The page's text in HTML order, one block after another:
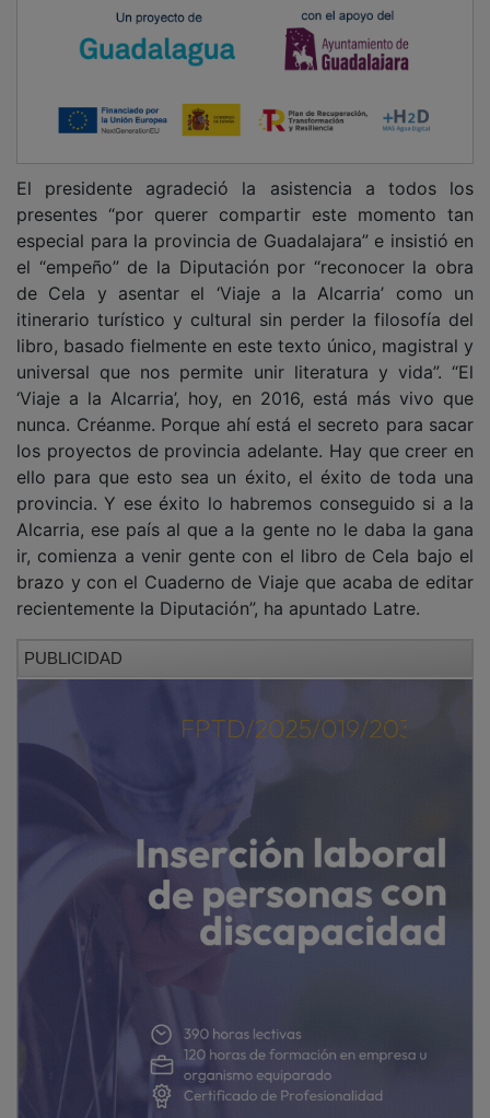
presentes “por querer compartir este momento tan
especial para la provincia de Guadalajara” e insistió en
el “empeño” de la Diputación por “reconocer la obra
de Cela y asentar el ‘Viaje a la Alcarria’ como un
itinerario turístico y cultural sin perder la filosofía del
libro, basado fielmente en este texto único, magistral y
universal que nos permite unir literatura y vida”. “El
‘Viaje a la Alcarria’, hoy, en 2016, está más vivo que
nunca. Créanme. Porque ahí está el secreto para sacar
los proyectos de provincia adelante. Hay que creer en
ello para que esto sea un éxito, el éxito de toda una
provincia. Y ese éxito lo habremos conseguido si a la
Alcarria, ese país al que a la gente no le daba la gana
ir, comienza a venir gente con el libro de Cela bajo el
brazo y con el Cuaderno de Viaje que acaba de editar
recientemente la Diputación”, ha apuntado Latre.